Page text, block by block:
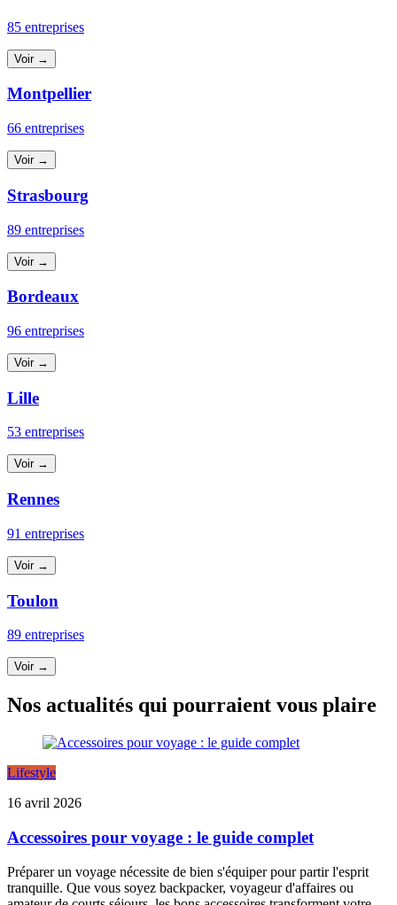
85 entreprises
Voir →
Montpellier
66 entreprises
Voir →
Strasbourg
89 entreprises
Voir →
Bordeaux
96 entreprises
Voir →
Lille
53 entreprises
Voir →
Rennes
91 entreprises
Voir →
Toulon
89 entreprises
Voir →
Nos actualités qui pourraient vous plaire
Lifestyle
16 avril 2026
Accessoires pour voyage : le guide complet
Préparer un voyage nécessite de bien s'équiper pour partir l'esprit
tranquille. Que vous soyez backpacker, voyageur d'affaires ou